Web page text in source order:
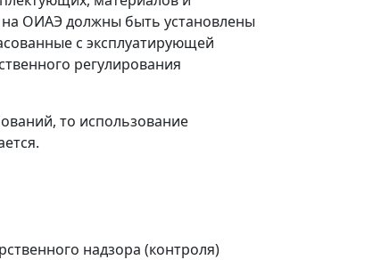
на ОИАЭ должны быть установлены
с эксплуатирующей
регулирования
то использование
надзора (контроля)